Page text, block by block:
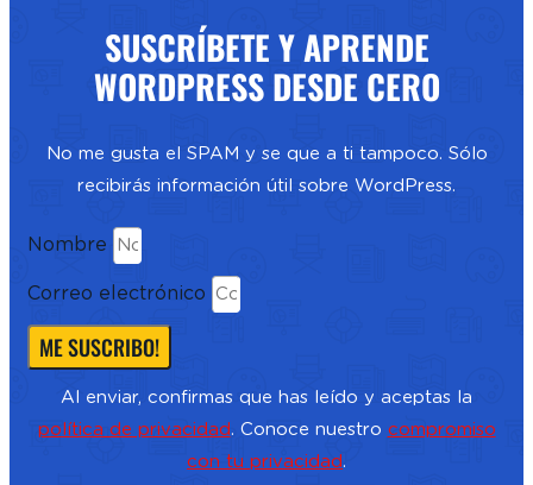
SUSCRÍBETE Y APRENDE
WORDPRESS DESDE CERO
No me gusta el SPAM y se que a ti tampoco. Sólo
recibirás información útil sobre WordPress.
Nombre
Correo electrónico
ME SUSCRIBO!
Al enviar, confirmas que has leído y aceptas la
política de privacidad. Conoce nuestro compromiso
con tu privacidad.